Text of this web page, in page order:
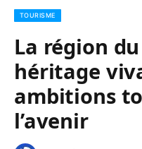
TOURISME
La région
héritage
ambitions
l’avenir